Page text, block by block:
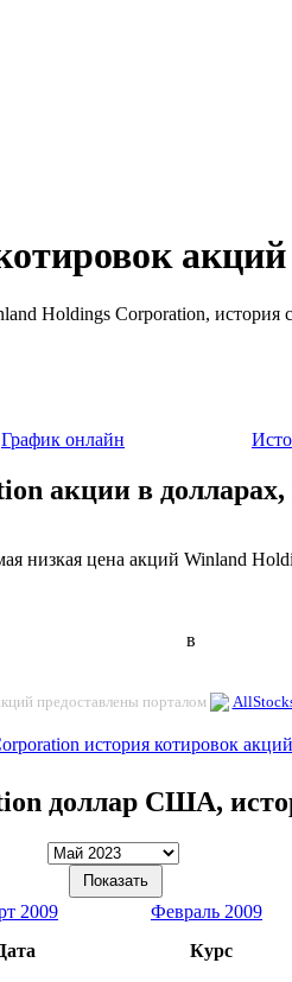
Holdings Corporation,
График онлайн
акции в
низкая цена акций Winland
в
предоставлены порталом
история котировок
доллар США,
2009 Февраль 2009
Курс